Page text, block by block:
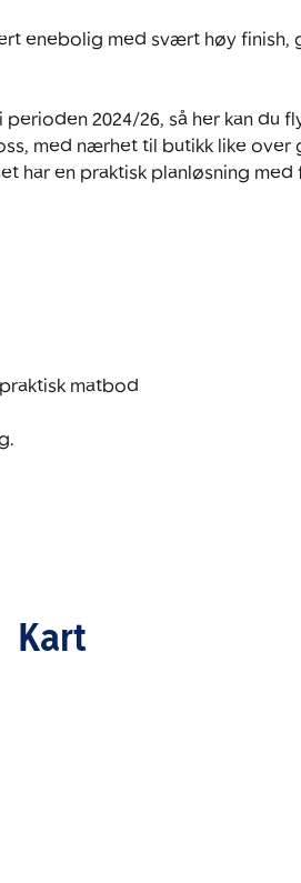
enebolig med svært høy finish,
2024/26, så her kan du
med nærhet til butikk like over
har en praktisk planløsning
matbod
Kart